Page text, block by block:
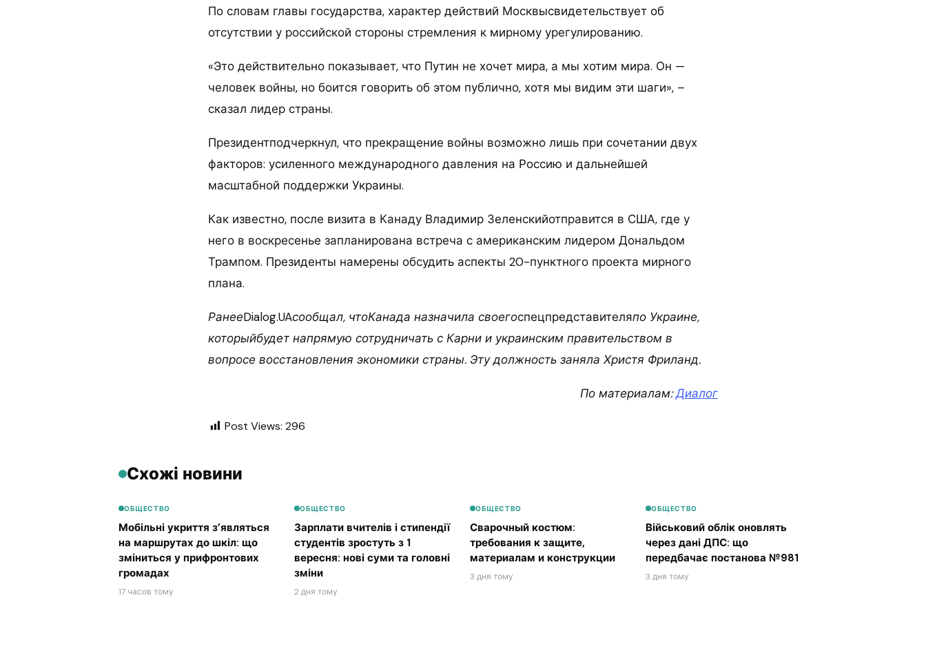
По словам главы государства, характер действий Москвысвидетельствует об
отсутствии у российской стороны стремления к мирному урегулированию.
«Это действительно показывает, что Путин не хочет мира, а мы хотим мира. Он —
человек войны, но боится говорить об этом публично, хотя мы видим эти шаги», –
сказал лидер страны.
Президентподчеркнул, что прекращение войны возможно лишь при сочетании двух
факторов: усиленного международного давления на Россию и дальнейшей
масштабной поддержки Украины.
Как известно, после визита в Канаду Владимир Зеленскийотправится в США, где у
него в воскресенье запланирована встреча с американским лидером Дональдом
Трампом. Президенты намерены обсудить аспекты 20-пунктного проекта мирного
плана.
РанееDialog.UAсообщал, чтоКанада назначила своегоспецпредставителяпо Украине,
которыйбудет напрямую сотрудничать с Карни и украинским правительством в
вопросе восстановления экономики страны. Эту должность заняла Христя Фриланд.
По материалам:Диалог
Post Views: 296
Схожі новини
ОБЩЕСТВО
Мобільні укриття з’являться
на маршрутах до шкіл: що
зміниться у прифронтових
громадах
17 часов тому
ОБЩЕСТВО
Зарплати вчителів і стипендії
студентів зростуть з 1
вересня: нові суми та головні
зміни
2 дня тому
ОБЩЕСТВО
Сварочный костюм:
требования к защите,
материалам и конструкции
3 дня тому
ОБЩЕСТВО
Військовий облік оновлять
через дані ДПС: що
передбачає постанова №981
3 дня тому